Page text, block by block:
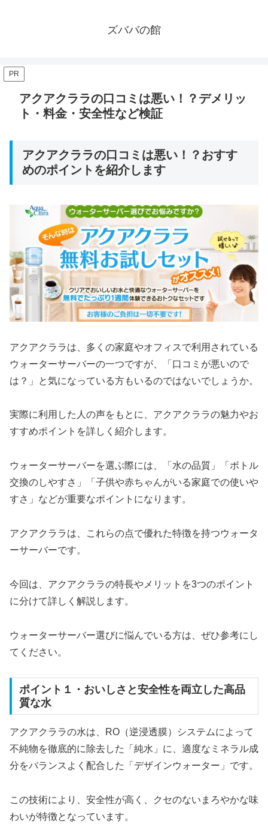
ズババの館
PR
アクアクララの口コミは悪い！？デメリッ
ト・料金・安全性など検証
アクアクララの口コミは悪い！？おすす
めのポイントを紹介します
アクアクララは、多くの家庭やオフィスで利用されている
ウォーターサーバーの一つですが、「口コミが悪いので
は？」と気になっている方もいるのではないでしょうか。
実際に利用した人の声をもとに、アクアクララの魅力やお
すすめポイントを詳しく紹介します。
ウォーターサーバーを選ぶ際には、「水の品質」「ボトル
交換のしやすさ」「子供や赤ちゃんがいる家庭での使いや
すさ」などが重要なポイントになります。
アクアクララは、これらの点で優れた特徴を持つウォータ
ーサーバーです。
今回は、アクアクララの特長やメリットを3つのポイント
に分けて詳しく解説します。
ウォーターサーバー選びに悩んでいる方は、ぜひ参考にし
てください。
ポイント１・おいしさと安全性を両立した高品
質な水
アクアクララの水は、RO（逆浸透膜）システムによって
不純物を徹底的に除去した「純水」に、適度なミネラル成
分をバランスよく配合した「デザインウォーター」です。
この技術により、安全性が高く、クセのないまろやかな味
わいが特徴となっています。